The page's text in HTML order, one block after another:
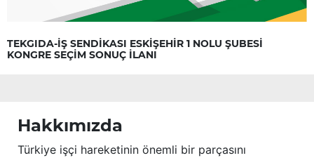
TEKGIDA-İŞ SENDİKASI ESKİŞEHİR 1 NOLU ŞUBESİ
KONGRE SEÇİM SONUÇ İLANI
Hakkımızda
Türkiye işçi hareketinin önemli bir parçasını